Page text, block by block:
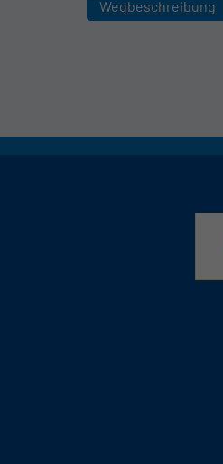
Wegbeschreibung